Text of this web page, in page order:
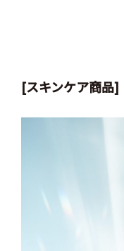
[スキンケア商品]